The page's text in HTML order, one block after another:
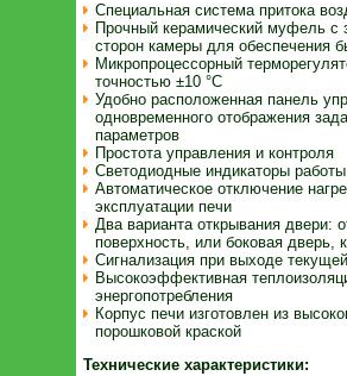
Специальная система притока
Прочный керамический муфель с
сторон камеры для обеспечения
Микропроцессорный
точностью ±10 °С
Удобно расположенная панель
одновременного отображения
параметров
Простота управления и контроля
Светодиодные индикаторы
Автоматическое отключение
эксплуатации печи
Два варианта открывания двери:
поверхность, или боковая дверь,
Сигнализация при выходе
Высокоэффективная
энергопотребления
Корпус печи изготовлен из
порошковой краской
Технические характеристики: